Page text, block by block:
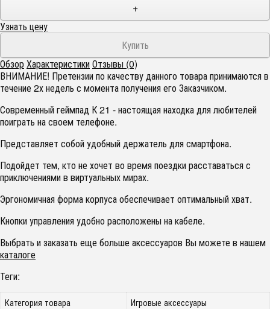
+
Узнать цену
ОбзорХарактеристикиОтзывы (0)
ВНИМАНИЕ! Претензии по качеству данного товара принимаются в
течение 2х недель с момента получения его Заказчиком.
Современный геймпад К 21 - настоящая находка для любителей
поиграть на своем телефоне.
Представляет собой удобный держатель для смартфона.
Подойдет тем, кто не хочет во время поездки расставаться с
приключениями в виртуальных мирах.
Эргономичная форма корпуса обеспечивает оптимальный хват.
Кнопки управления удобно расположены на кабеле.
Выбрать и заказать еще больше аксессуаров Вы можете в нашем
каталоге
Теги:
Категория товара
Игровые аксессуары